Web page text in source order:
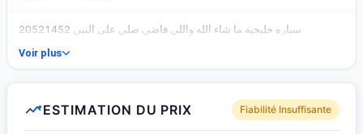
سياره خليجيه ما شاء الله واللي فاضي صلي على النبي 20521452
Voir plus
ESTIMATION DU PRIX Fiabilité Insuffisante